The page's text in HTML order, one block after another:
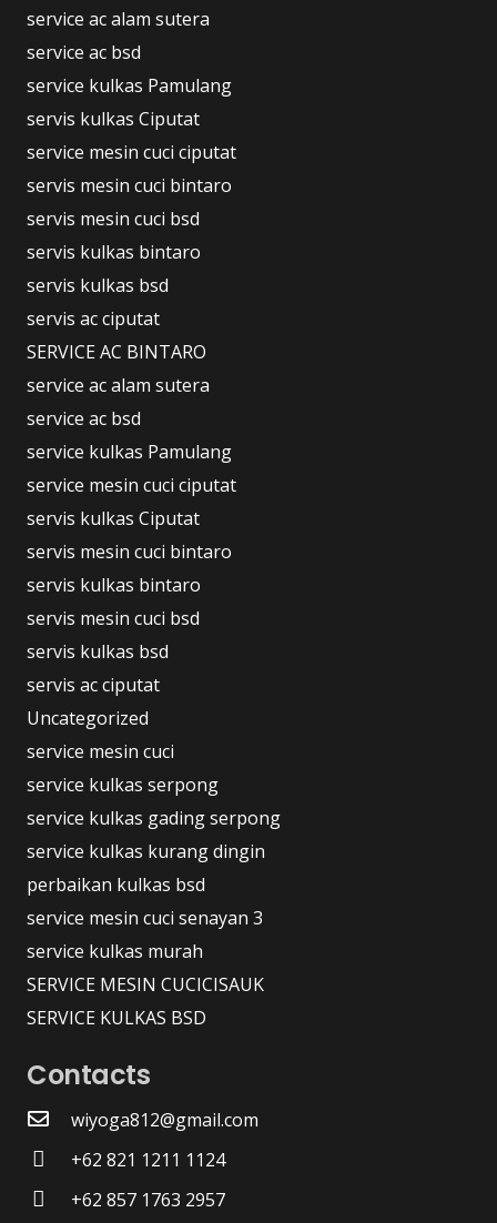
service ac alam sutera
service ac bsd
service kulkas Pamulang
servis kulkas Ciputat
service mesin cuci ciputat
servis mesin cuci bintaro
servis mesin cuci bsd
servis kulkas bintaro
servis kulkas bsd
servis ac ciputat
SERVICE AC BINTARO
service ac alam sutera
service ac bsd
service kulkas Pamulang
service mesin cuci ciputat
servis kulkas Ciputat
servis mesin cuci bintaro
servis kulkas bintaro
servis mesin cuci bsd
servis kulkas bsd
servis ac ciputat
Uncategorized
service mesin cuci
service kulkas serpong
service kulkas gading serpong
service kulkas kurang dingin
perbaikan kulkas bsd
service mesin cuci senayan 3
service kulkas murah
SERVICE MESIN CUCICISAUK
SERVICE KULKAS BSD
Contacts
wiyoga812@gmail.com
+62 821 1211 1124
+62 857 1763 2957